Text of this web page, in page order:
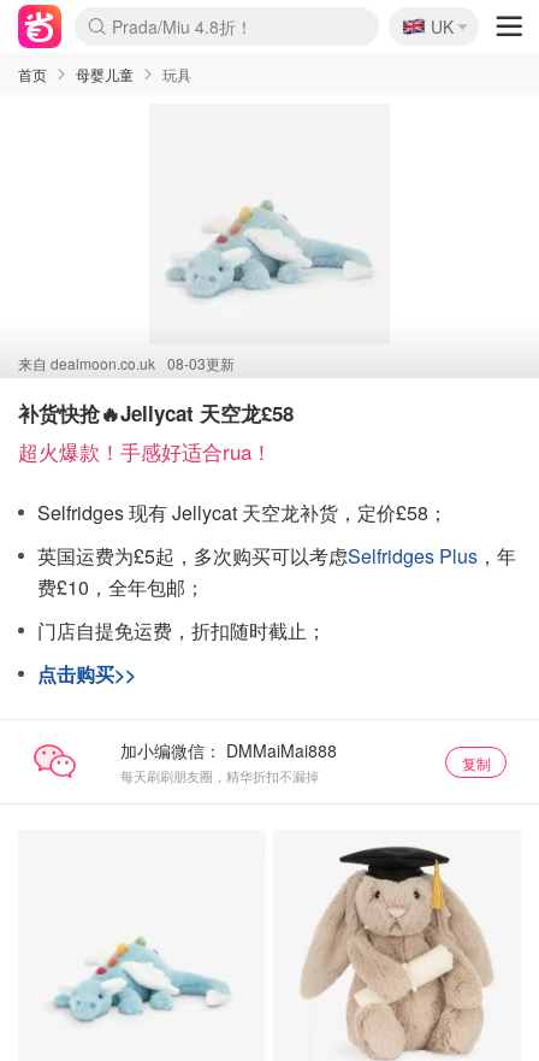
麦卢卡蜂蜜夏促！个位数！
Prada/Miu 4.8折！
啥？必胜客披萨5折！
🇬🇧
UK
首页 母婴儿童 玩具
来自 dealmoon.co.uk 08-03更新
补货快抢🔥Jellycat 天空龙£58
超火爆款！手感好适合rua！
Selfridges 现有 Jellycat 天空龙补货，定价£58；
英国运费为£5起，多次购买可以考虑Selfridges Plus ，年
费£10，全年包邮；
门店自提免运费，折扣随时截止；
点击购买>>
加小编微信：
每天刷刷朋友圈，精华折扣不漏掉
复制